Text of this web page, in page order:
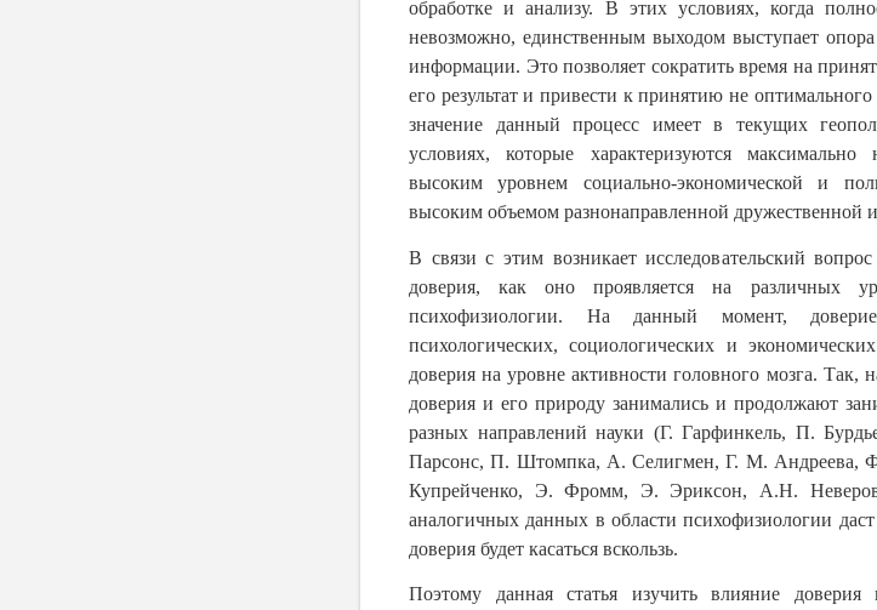
обработке и анализу. В этих условиях, когда
невозможно, единственным выходом выступает
информации. Это позволяет сократить время на
его результат и привести к принятию не
значение данный процесс имеет в текущих
условиях, которые характеризуются
высоким уровнем социально-экономической и
высоким объемом разнонаправленной дружественной
В связи с этим возникает исследовательский
доверия, как оно проявляется на различных
психофизиологии. На данный момент,
психологических, социологических и
доверия на уровне активности головного мозга.
доверия и его природу занимались и продолжают
разных направлений науки (Г. Гарфинкель, П.
Парсонс, П. Штомпка, А. Селигмен, Г. М. Андреева,
Купрейченко, Э. Фромм, Э. Эриксон, А.Н.
аналогичных данных в области психофизиологии
доверия будет касаться вскользь.
Поэтому данная статья изучить влияние